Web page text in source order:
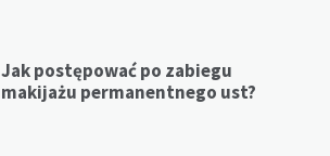
Jak postępować po zabiegu
makijażu permanentnego ust?